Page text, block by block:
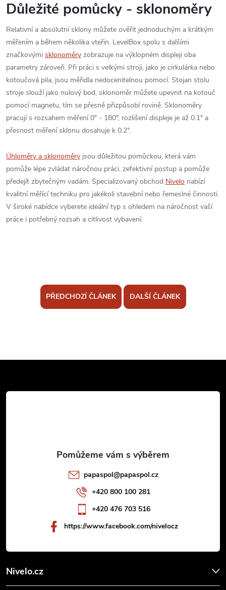
Důležité pomůcky - sklonoměry
Relativní a absolutní sklony můžete ověřit jednoduchým a krátkým
měřením a během několika vteřin. LevelBox spolu s dalšími
značkovými sklonoměry zobrazuje na výklopném displeji oba
parametry zároveň. Při práci s velkými stroji, jako je cirkulárka nebo
kotoučová pila, jsou měřidla nedocenitelnou pomocí. Stojan stolu
stroje slouží jako nulový bod, sklonoměr můžete upevnit na kotouč
pomocí magnetu, tím se přesně přizpůsobí rovině. Sklonoměry
pracují s rozsahem měření 0° - 180°, rozlišení displeje je až 0.1° a
přesnost měření sklonu dosahuje k 0.2°.
Úhloměry a sklonoměry jsou důležitou pomůckou, která vám
pomůže lépe zvládat náročnou práci, zefektivní postup a pomůže
předejít zbytečným vadám. Specializovaný obchod Nivelo nabízí
kvalitní měřící techniku pro jakékoli stavební nebo řemeslné činnosti.
V široké nabídce vyberete ideální typ s ohledem na náročnost vaší
práce i potřebný rozsah a citlivost vybavení.
PŘEDCHOZÍ ČLÁNEK DALŠÍ ČLÁNEK
á
Nivelo.cz
papaspol@papaspol.cz
+420 800 100 281
+420 476 703 516
https://www.facebook.com/nivelocz